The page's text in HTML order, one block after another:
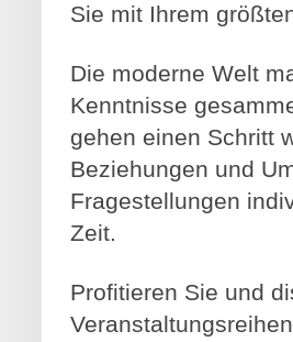
Sie mit Ihrem
Die moderne Welt
Kenntnisse
gehen einen Schritt
Beziehungen und
Fragestellungen
Zeit.
Profitieren Sie und